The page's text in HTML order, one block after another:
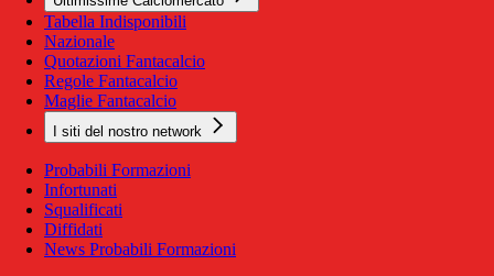
Tabella Indisponibili
Nazionale
Quotazioni Fantacalcio
Regole Fantacalcio
Maglie Fantacalcio
I siti del nostro network
Probabili Formazioni
Infortunati
Squalificati
Diffidati
News Probabili Formazioni